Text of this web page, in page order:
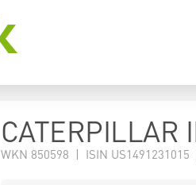
CATERPILLAR
WKN 850598 | ISIN